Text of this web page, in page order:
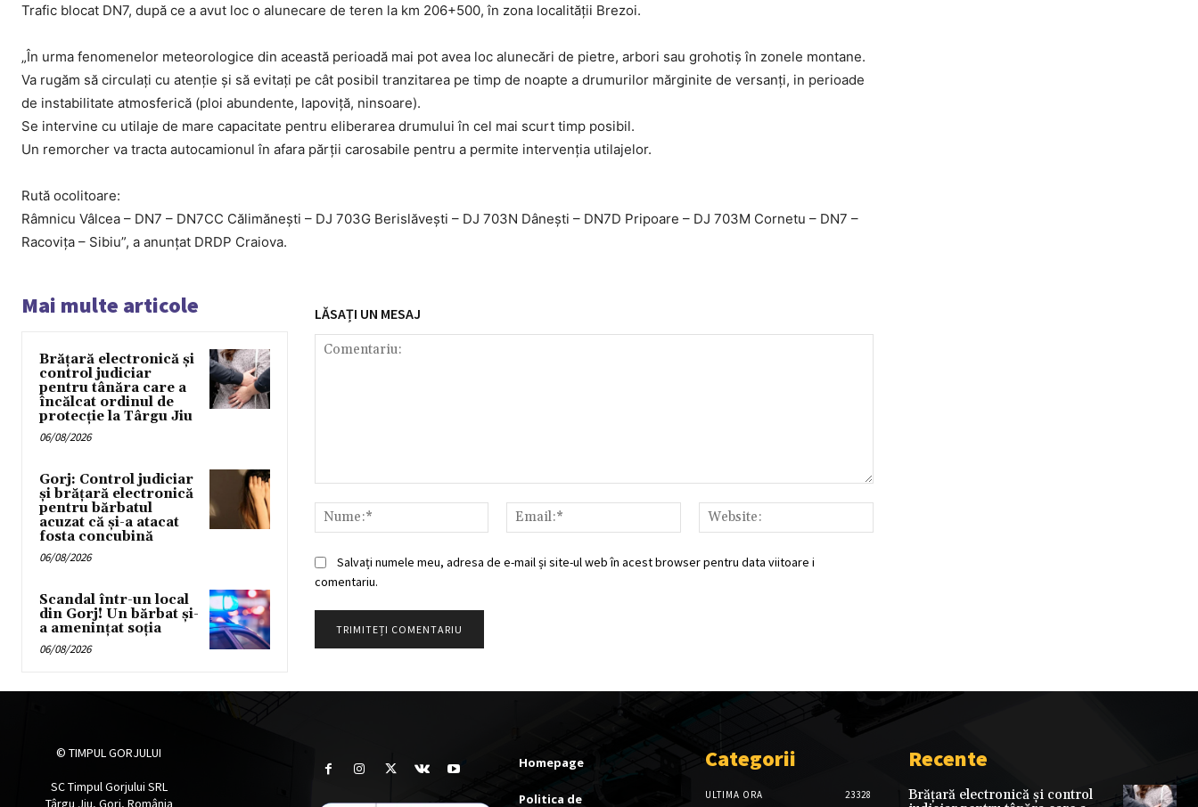
Trafic blocat DN7, după ce a avut loc o alunecare de teren la km 206+500, în zona localității Brezoi.
„În urma fenomenelor meteorologice din această perioadă mai pot avea loc alunecări de pietre, arbori sau grohotiș în zonele montane.
Va rugăm să circulați cu atenție și să evitați pe cât posibil tranzitarea pe timp de noapte a drumurilor mărginite de versanți, in perioade
de instabilitate atmosferică (ploi abundente, lapoviță, ninsoare).
Se intervine cu utilaje de mare capacitate pentru eliberarea drumului în cel mai scurt timp posibil.
Un remorcher va tracta autocamionul în afara părții carosabile pentru a permite intervenția utilajelor.
Rută ocolitoare:
Râmnicu Vâlcea – DN7 – DN7CC Călimănești – DJ 703G Berislăvești – DJ 703N Dânești – DN7D Pripoare – DJ 703M Cornetu – DN7 –
Racovița – Sibiu”, a anunțat DRDP Craiova.
Mai multe articole
Brățară electronică și
control judiciar
pentru tânăra care a
încălcat ordinul de
protecție la Târgu Jiu
06/08/2026
Gorj: Control judiciar
și brățară electronică
pentru bărbatul
acuzat că și-a atacat
fosta concubină
06/08/2026
Scandal într-un local
din Gorj! Un bărbat și-
a amenințat soția
06/08/2026
LĂSAȚI UN MESAJ
Nume:*
Email:*
Salvați numele meu, adresa de e-mail și site-ul web în acest browser pentru data viitoare i
comentariu.
© TIMPUL GORJULUI
SC Timpul Gorjului SRL
Târgu Jiu, Gorj, România
Homepage
Politica de
Categorii
ULTIMA ORA 23328
Recente
Brățară electronică și control